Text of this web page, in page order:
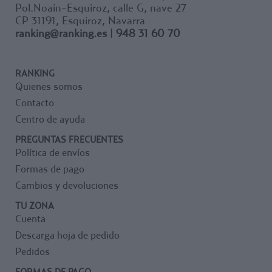
Pol.Noain-Esquiroz, calle G, nave 27
CP 31191, Esquiroz, Navarra
ranking@ranking.es
948 31 60 70
RANKING
Quienes somos
Contacto
Centro de ayuda
PREGUNTAS FRECUENTES
Política de envíos
Formas de pago
Cambios y devoluciones
TU ZONA
Cuenta
Descarga hoja de pedido
Pedidos